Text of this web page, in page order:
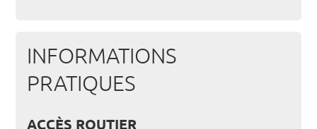
INFORMATIONS
PRATIQUES
ACCÈS ROUTIER